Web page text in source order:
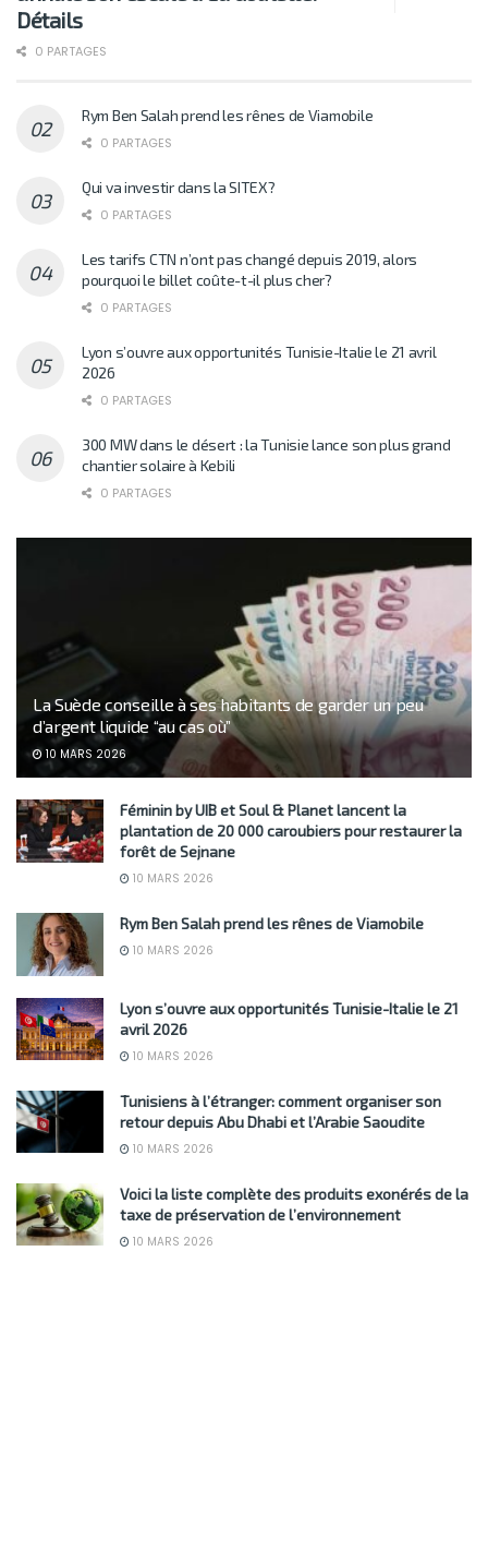
Détails
0 PARTAGES
Rym Ben Salah prend les rênes de Viamobile
0 PARTAGES
Qui va investir dans la SITEX?
0 PARTAGES
Les tarifs CTN n’ont pas changé depuis 2019, alors
pourquoi le billet coûte-t-il plus cher?
0 PARTAGES
Lyon s’ouvre aux opportunités Tunisie-Italie le 21 avril
2026
0 PARTAGES
300 MW dans le désert : la Tunisie lance son plus grand
chantier solaire à Kebili
0 PARTAGES
La Suède conseille à ses habitants de garder un peu
d’argent liquide “au cas où”
10 MARS 2026
Féminin by UIB et Soul & Planet lancent la
plantation de 20 000 caroubiers pour restaurer la
forêt de Sejnane
10 MARS 2026
Rym Ben Salah prend les rênes de Viamobile
10 MARS 2026
Lyon s’ouvre aux opportunités Tunisie-Italie le 21
avril 2026
10 MARS 2026
Tunisiens à l’étranger: comment organiser son
retour depuis Abu Dhabi et l’Arabie Saoudite
10 MARS 2026
Voici la liste complète des produits exonérés de la
taxe de préservation de l’environnement
10 MARS 2026